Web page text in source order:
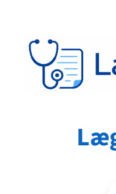
indhold